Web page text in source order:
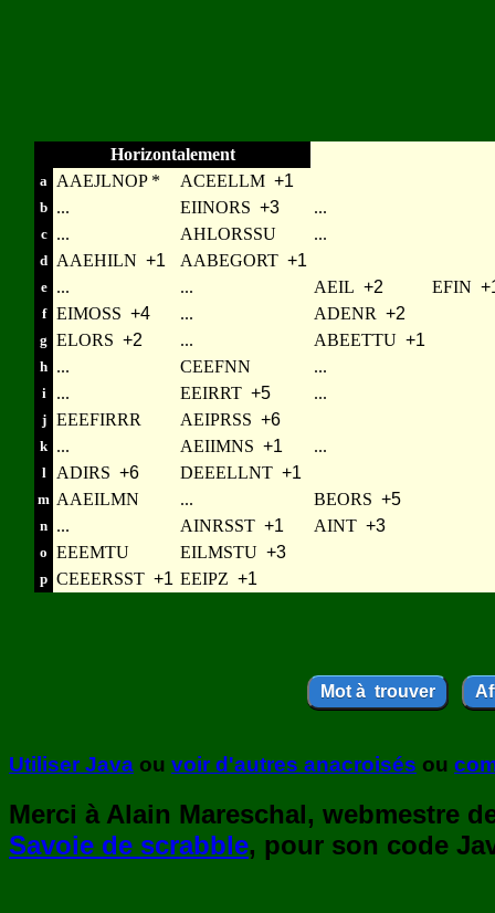
Horizontalement
a AAEJLNOP * ACEELLM +1
b ... EIINORS +3 ...
c ... AHLORSSU ...
d AAEHILN +1 AABEGORT +1
e ... ... AEIL +2 EFIN
f EIMOSS +4 ... ADENR +2
g ELORS +2 ... ABEETTU +1
h ... CEEFNN ...
i ... EEIRRT +5 ...
j EEEFIRRR AEIPRSS +6
k ... AEIIMNS +1 ...
l ADIRS +6 DEEELLNT +1
m AAEILMN ... BEORS +5
n ... AINRSST +1 AINT +3
o EEEMTU EILMSTU +3
p CEEERSST +1 EEIPZ +1
Utiliser Java ou voir d'autres anacroisés ou
Merci à Alain Mareschal, webmestre
Savoie de scrabble, pour son code